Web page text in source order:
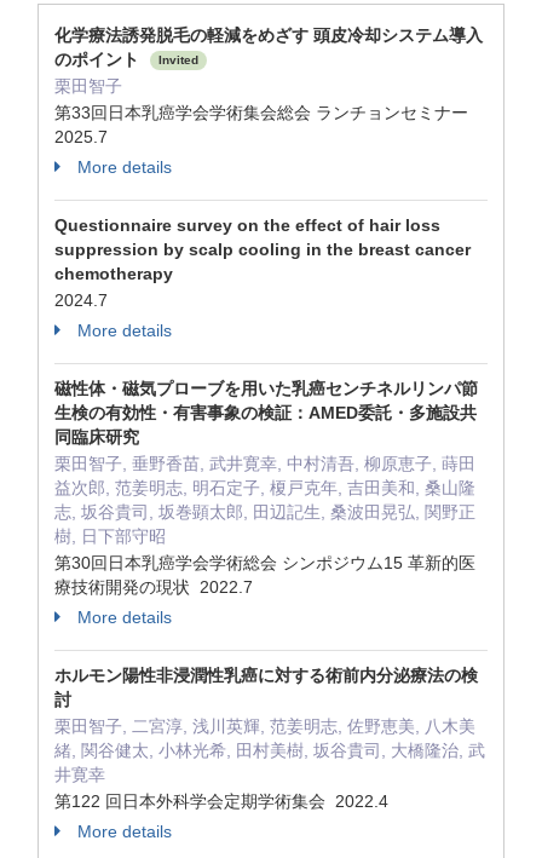
化学療法誘発脱毛の軽減をめざす 頭皮冷却システム導入
のポイント
Invited
栗田智子
第33回日本乳癌学会学術集会総会 ランチョンセミナー
2025.7
More details
Questionnaire survey on the effect of hair loss
suppression by scalp cooling in the breast cancer
chemotherapy
2024.7
More details
磁性体・磁気プローブを用いた乳癌センチネルリンパ節
生検の有効性・有害事象の検証：AMED委託・多施設共
同臨床研究
栗田智子, 垂野香苗, 武井寛幸, 中村清吾, 柳原恵子, 蒔田
益次郎, 范姜明志, 明石定子, 榎戸克年, 吉田美和, 桑山隆
志, 坂谷貴司, 坂巻顕太郎, 田辺記生, 桑波田晃弘, 関野正
樹, 日下部守昭
第30回日本乳癌学会学術総会 シンポジウム15 革新的医
療技術開発の現状 2022.7
More details
ホルモン陽性非浸潤性乳癌に対する術前内分泌療法の検
討
栗田智子, 二宮淳, 浅川英輝, 范姜明志, 佐野恵美, 八木美
緒, 関谷健太, 小林光希, 田村美樹, 坂谷貴司, 大橋隆治, 武
井寛幸
第122 回日本外科学会定期学術集会 2022.4
More details